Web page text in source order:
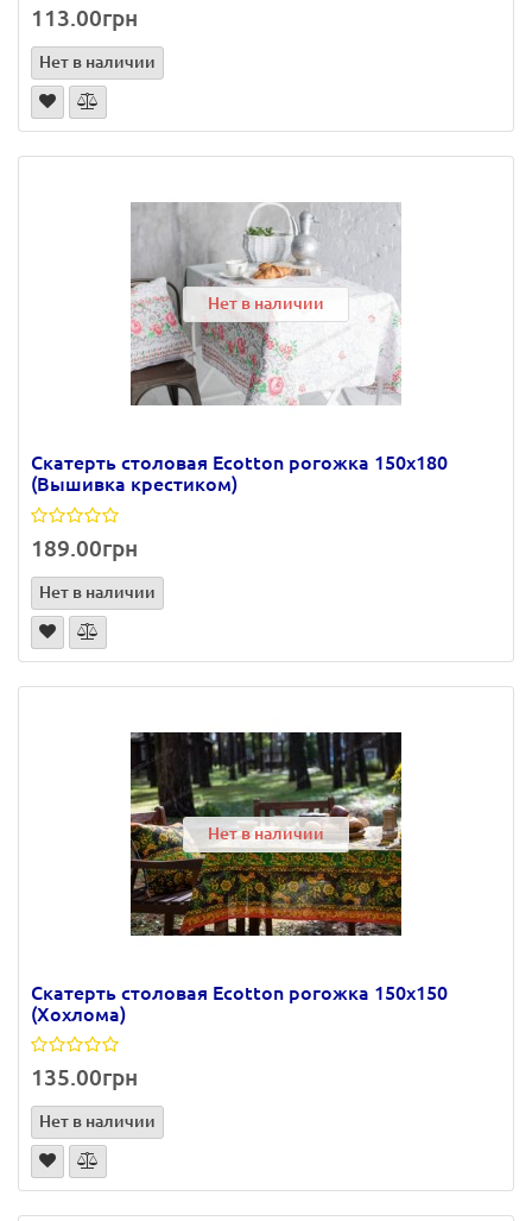
113.00грн
Нет в наличии
Нет в наличии
Скатерть столовая Ecotton рогожка 150х180
(Вышивка крестиком)
189.00грн
Нет в наличии
Нет в наличии
Скатерть столовая Ecotton рогожка 150х150
(Хохлома)
135.00грн
Нет в наличии